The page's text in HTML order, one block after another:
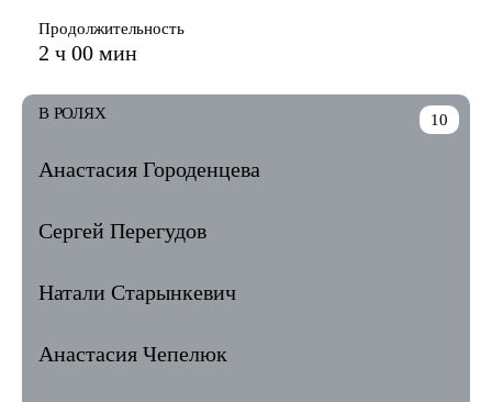
Продолжительность
2 ч 00 мин
10
В РОЛЯХ
Анастасия Городенцева
Сергей Перегудов
Натали Старынкевич
Анастасия Чепелюк